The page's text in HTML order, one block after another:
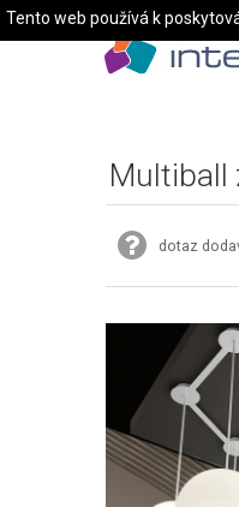
Multiball
dotaz
Tento web používá k